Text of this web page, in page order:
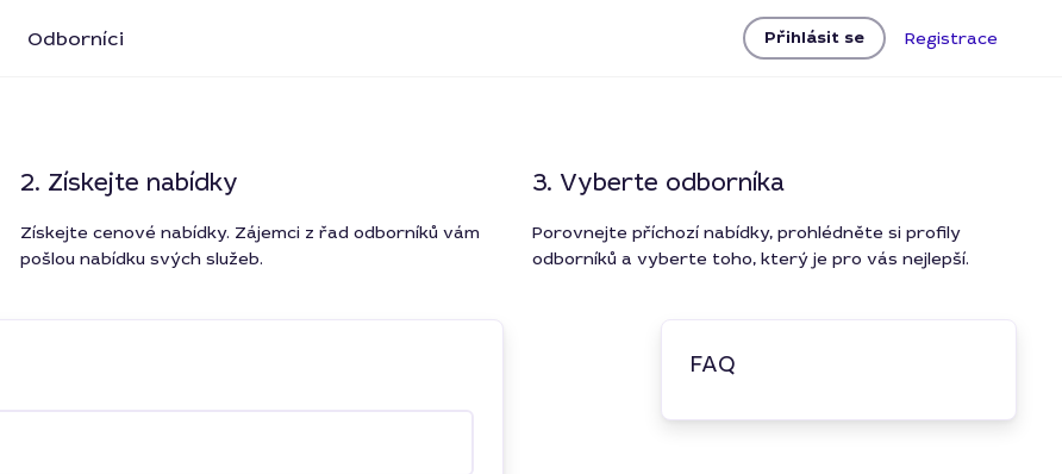
Odborníci Přihlásit se Registrace
2. Získejte nabídky
Získejte cenové nabídky. Zájemci z řad odborníků vám
pošlou nabídku svých služeb.
3. Vyberte odborníka
Porovnejte příchozí nabídky, prohlédněte si profily
odborníků a vyberte toho, který je pro vás nejlepší.
FAQ